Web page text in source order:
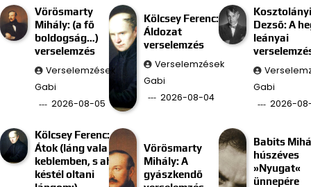
Vörösmarty
Mihály: (a fő
boldogság…)
verselemzés
Verselemzések
Gabi
2026-08-05
Kölcsey Ferenc:
Áldozat
verselemzés
Verselemzések
Gabi
2026-08-04
Kosztolányi
Dezső: A
leányai
Gabi
2026-
Kölcsey Ferenc:
Átok (láng vala
keblemben, s ah
késtél oltani
Vörösmarty
Mihály: A
gyászkendő
Babits
húszéves
»Nyugat«
ünnepére